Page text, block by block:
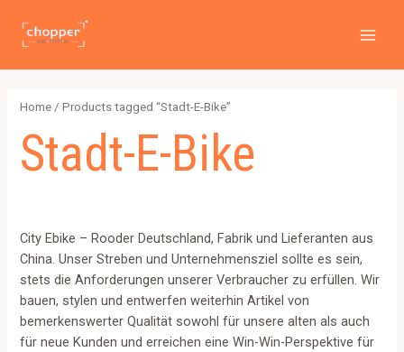
Inhalt
springen
p
r
o
c
t
s
d
u
c
d
u
c
d
u
c
d
u
c
r
o
d
t
s
Home / Products tagged “Stadt-E-Bike”
Stadt-E-Bike
City Ebike – Rooder Deutschland, Fabrik und Lieferanten aus
China. Unser Streben und Unternehmensziel sollte es sein,
stets die Anforderungen unserer Verbraucher zu erfüllen. Wir
bauen, stylen und entwerfen weiterhin Artikel von
bemerkenswerter Qualität sowohl für unsere alten als auch
für neue Kunden und erreichen eine Win-Win-Perspektive für